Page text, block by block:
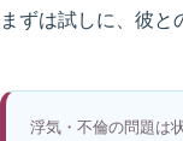
まずは試しに、彼と
浮気・不倫の問題は